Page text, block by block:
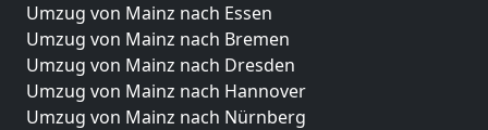
Umzug von Mainz nach Essen
Umzug von Mainz nach Bremen
Umzug von Mainz nach Dresden
Umzug von Mainz nach Hannover
Umzug von Mainz nach Nürnberg